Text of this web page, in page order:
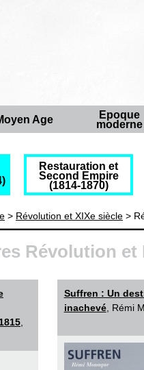
Age
Epoque
moderne
Restauration et
Second Empire
(1814-1870)
> Révolution et XIXe siècle >
Révolution et
Suffren : Un
inachevé, Rémi